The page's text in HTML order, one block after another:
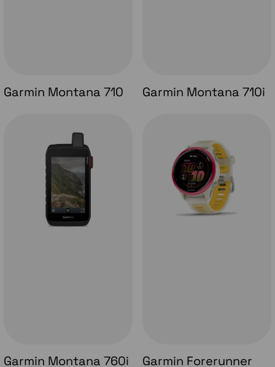
Garmin Montana 710 Garmin Montana 710i
Garmin Montana 760i
Garmin Forerunner